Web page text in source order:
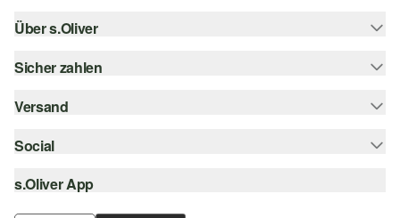
Hilfe & FAQ
Über s.Oliver
Newsletter
Career
Sicher zahlen
Rechnung
Versand
Sendungsverfolgung
Post AT
Social
instagram
s.Oliver App